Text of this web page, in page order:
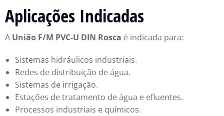
Aplicações Indicadas
A União F/M PVC-U DIN Rosca é indicada para:
Sistemas hidráulicos industriais.
Redes de distribuição de água.
Sistemas de irrigação.
Estações de tratamento de água e efluentes.
Processos industriais e químicos.